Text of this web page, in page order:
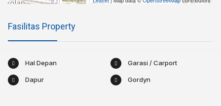
Fasilitas Property
Hal Depan Garasi / Carport
Dapur Gordyn